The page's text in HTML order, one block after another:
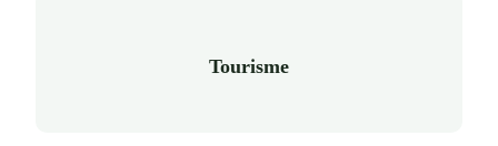
Tourisme